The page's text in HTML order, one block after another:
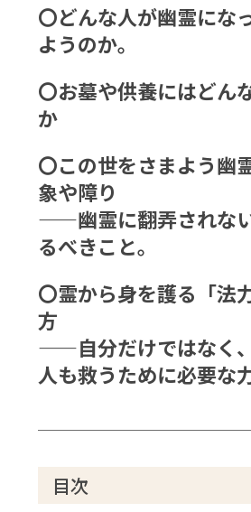
〇どんな人が幽霊にな
ようのか。
〇お墓や供養にはどん
か
〇この世をさまよう幽
象や障り
——幽霊に翻弄されな
るべきこと。
〇霊から身を護る「法
方
——自分だけではなく
人も救うために必要な力
目次